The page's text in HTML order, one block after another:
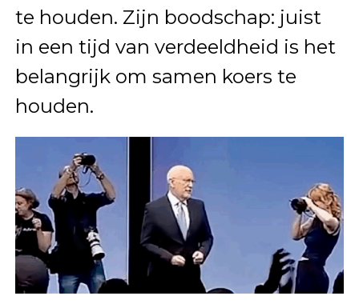
te houden. Zijn boodschap: juist
in een tijd van verdeeldheid is het
belangrijk om samen koers te
houden.